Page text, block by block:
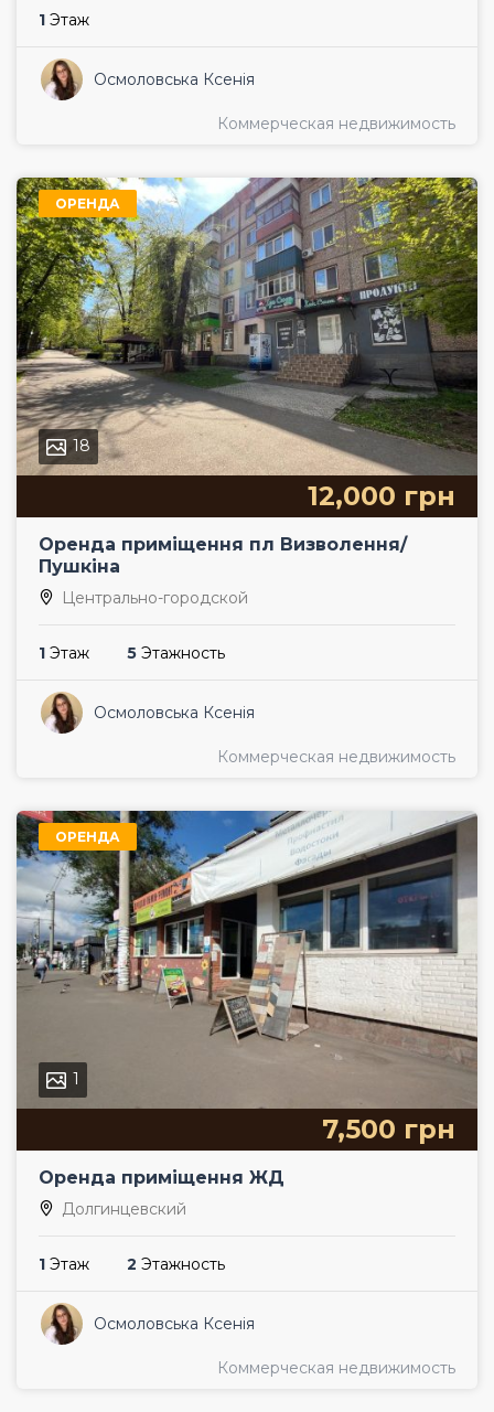
1 Этаж
Осмоловська Ксенія
Коммерческая недвижимость
ОРЕНДА
18
12,000 грн
Оренда приміщення пл Визволення/
Пушкіна
Центрально-городской
1 Этаж 5 Этажность
Осмоловська Ксенія
Коммерческая недвижимость
ОРЕНДА
1
7,500 грн
Оренда приміщення ЖД
Долгинцевский
1 Этаж 2 Этажность
Осмоловська Ксенія
Коммерческая недвижимость